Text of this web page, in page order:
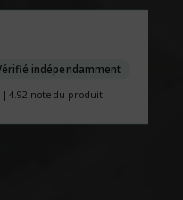
indépendamment
4.92 note du produit